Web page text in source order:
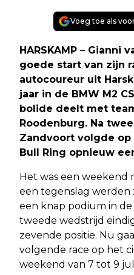
Voeg toe als
HARSKAMP – Gianni
goede start van zijn
autocoureur uit
jaar in de BMW M2
bolide deelt met
Roodenburg. Na
Zandvoort volgde op
Bull Ring opnieuw
Het was een weekend
een tegenslag
een knap podium in de
tweede wedstrijd
zevende positie. Nu
volgende race op het
weekend van 7 tot 9